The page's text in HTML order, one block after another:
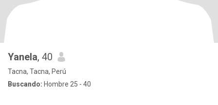
Yanela, 40
Tacna, Tacna, Perú
Buscando: Hombre 25 - 40